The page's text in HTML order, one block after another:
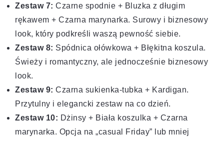
Zestaw 7: Czarne spodnie + Bluzka z długim
rękawem + Czarna marynarka. Surowy i biznesowy
look, który podkreśli waszą pewność siebie.
Zestaw 8: Spódnica ołówkowa + Błękitna koszula.
Świeży i romantyczny, ale jednocześnie biznesowy
look.
Zestaw 9: Czarna sukienka-tubka + Kardigan.
Przytulny i elegancki zestaw na co dzień.
Zestaw 10: Dżinsy + Biała koszulka + Czarna
marynarka. Opcja na „casual Friday” lub mniej